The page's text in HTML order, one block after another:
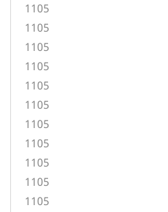
1105
1105
1105
1105
1105
1105
1105
1105
1105
1105
1105